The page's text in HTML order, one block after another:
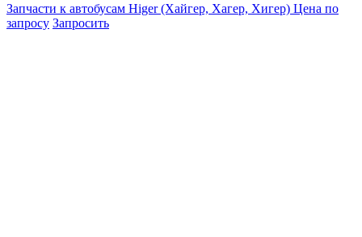
Запчасти к автобусам Higer (Хайгер, Хагер, Хигер) Цена по
запросу Запросить